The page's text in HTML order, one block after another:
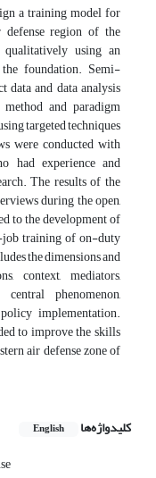
a training model for
region of the
using an
foundation. Semi-
data and data analysis
and paradigm
targeted techniques
were conducted with
had experience and
The results of the
during the open,
to the development of
training of on-duty
the dimensions and
context, mediators,
phenomenon,
implementation.
to improve the skills
air defense zone of
کلیدواژه‌ها English